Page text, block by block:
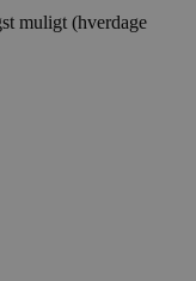
muligt (hverdage